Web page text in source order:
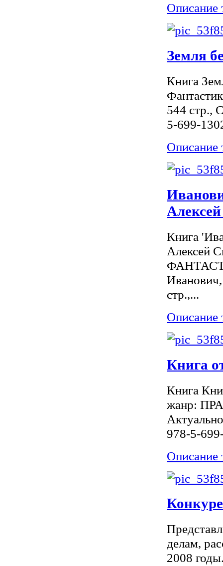
Описание
Земля
Книга
544 стр.,
5-699-
Описание
Книга
Алексей
стр.,...
Описание
Книга
Книга
жанр:
978-5-
Описание
делам,
2008